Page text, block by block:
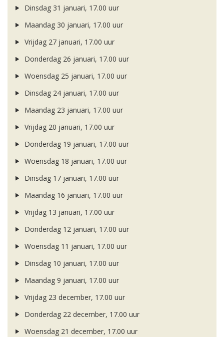
Dinsdag 31 januari, 17.00 uur
Maandag 30 januari, 17.00 uur
Vrijdag 27 januari, 17.00 uur
Donderdag 26 januari, 17.00 uur
Woensdag 25 januari, 17.00 uur
Dinsdag 24 januari, 17.00 uur
Maandag 23 januari, 17.00 uur
Vrijdag 20 januari, 17.00 uur
Donderdag 19 januari, 17.00 uur
Woensdag 18 januari, 17.00 uur
Dinsdag 17 januari, 17.00 uur
Maandag 16 januari, 17.00 uur
Vrijdag 13 januari, 17.00 uur
Donderdag 12 januari, 17.00 uur
Woensdag 11 januari, 17.00 uur
Dinsdag 10 januari, 17.00 uur
Maandag 9 januari, 17.00 uur
Vrijdag 23 december, 17.00 uur
Donderdag 22 december, 17.00 uur
Woensdag 21 december, 17.00 uur